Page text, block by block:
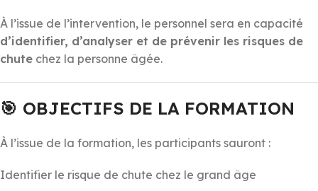
À l’issue de l’intervention, le personnel sera en capacité
d’identifier, d’analyser et de prévenir les risques de
chute chez la personne âgée.
🎯 OBJECTIFS DE LA FORMATION
À l’issue de la formation, les participants sauront :
Identifier le risque de chute chez le grand âge